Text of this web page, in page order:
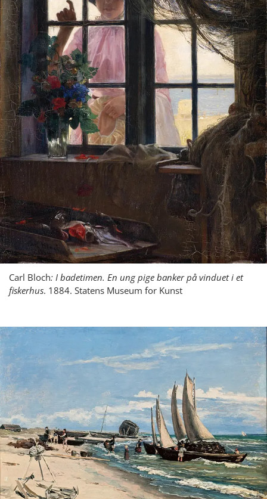
Carl Bloch: I badetimen. En ung pige banker på vinduet i et
fiskerhus. 1884. Statens Museum for Kunst